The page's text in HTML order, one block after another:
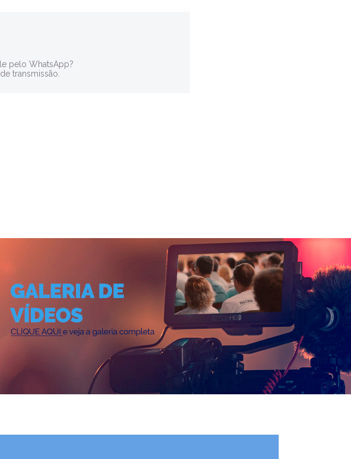
pelo WhatsApp?
transmissão.